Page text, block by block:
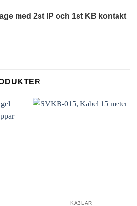
med 2st IP och 1st KB kontakt
KABLAR